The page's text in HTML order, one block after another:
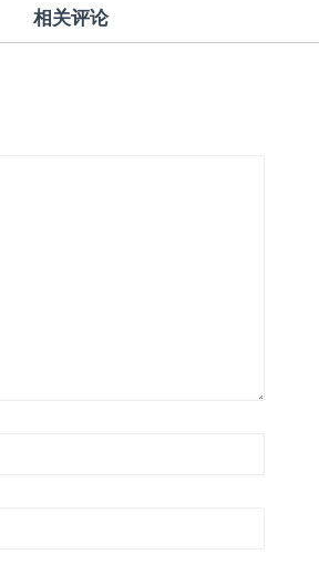
相关评论